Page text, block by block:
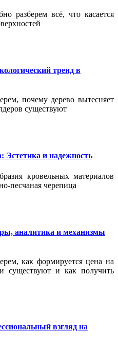
разберем всё, что касается
тренд в
почему дерево вытесняет
существуют
Эстетика и надежность
кровельных материалов
песчаная черепица
аналитика и механизмы
как формируется цена на
существуют и как получить
взгляд на